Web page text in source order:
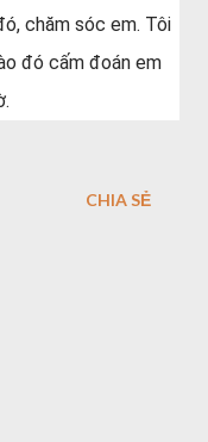
chăm sóc em. Tôi
đó cấm đoán em
CHIA SẺ